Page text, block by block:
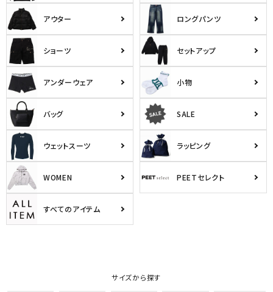
アウター ロングパンツ
ショーツ セットアップ
アンダーウェア 小物
バッグ SALE
ウェットスーツ ラッピング
WOMEN PEETセレクト
すべてのアイテム
サイズから探す